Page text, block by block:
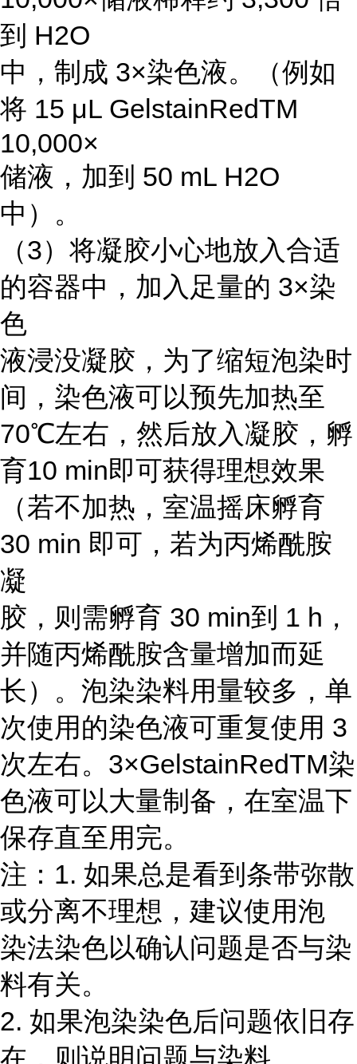
到 H2O
中，制成 3×染色液。（例如
将 15 μL GelstainRedTM
10,000×
储液，加到 50 mL H2O
中）。
（3）将凝胶小心地放入合适
的容器中，加入足量的 3×染
色
液浸没凝胶，为了缩短泡染时
间，染色液可以预先加热至
70℃左右，然后放入凝胶，孵
育10 min即可获得理想效果
（若不加热，室温摇床孵育
30 min 即可，若为丙烯酰胺
凝
胶，则需孵育 30 min到 1 h，
并随丙烯酰胺含量增加而延
长）。泡染染料用量较多，单
次使用的染色液可重复使用 3
次左右。3×GelstainRedTM染
色液可以大量制备，在室温下
保存直至用完。
注：1. 如果总是看到条带弥散
或分离不理想，建议使用泡
染法染色以确认问题是否与染
料有关。
2. 如果泡染染色后问题依旧存
在，则说明问题与染料